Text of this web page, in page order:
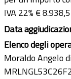
IVA 22% €
Data
Elenco degli
Moraldo Angelo